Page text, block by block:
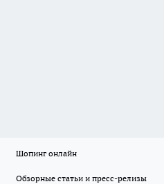
Шопинг онлайн
Обзорные статьи и пресс-релизы